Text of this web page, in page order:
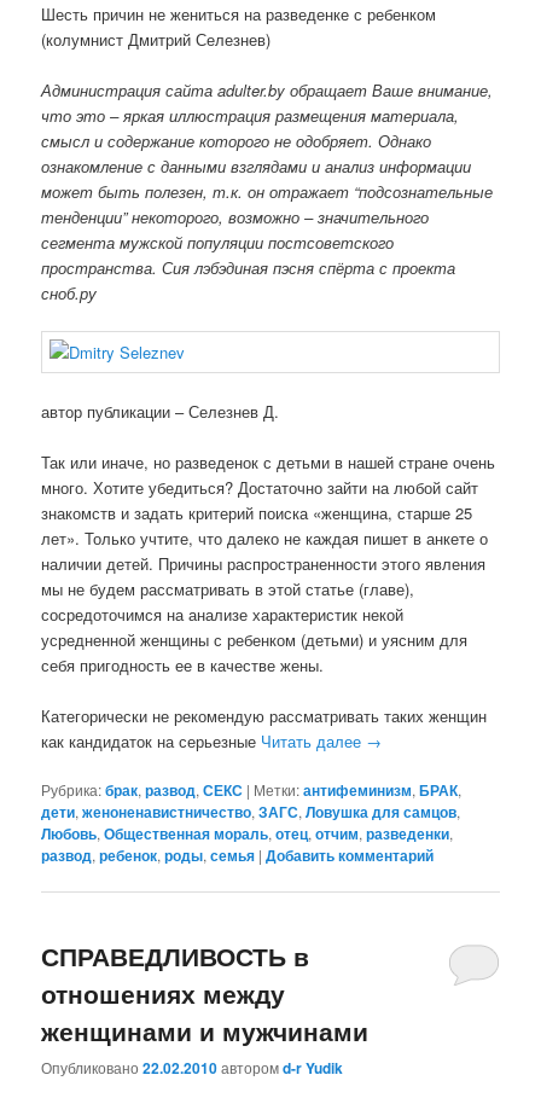
Шесть причин не жениться на разведенке с ребенком
(колумнист Дмитрий Селезнев)
Администрация сайта adulter.by обращает Ваше внимание,
что это – яркая иллюстрацияразмещения материала,
смысл и содержание которого не одобряет. Однако
ознакомление с данными взглядами и анализ информации
может быть полезен, т.к. он отражает “подсознательные
тенденции” некоторого, возможно – значительного
сегмента мужской популяции постсоветского
пространства. Сия лэбэдиная пэсня спёрта с проекта
сноб.ру
автор публикации – Селезнев Д.
Так или иначе, но разведенок с детьми в нашей стране очень
много. Хотите убедиться? Достаточно зайти на любой сайт
знакомств и задать критерий поиска «женщина, старше 25
лет». Только учтите, что далеко не каждая пишет в анкете о
наличии детей. Причины распространенности этого явления
мы не будем рассматривать в этой статье (главе),
сосредоточимся на анализе характеристик некой
усредненной женщины с ребенком (детьми) и уясним для
себя пригодность ее в качестве жены.
Категорически не рекомендую рассматривать таких женщин
как кандидаток на серьезные Читать далее →
Рубрика:брак,развод,СЕКС | Метки:антифеминизм,БРАК,
дети,женоненавистничество,ЗАГС,Ловушка для самцов,
Любовь,Общественная мораль,отец,отчим,разведенки,
развод,ребенок,роды,семья |Добавить комментарий
СПРАВЕДЛИВОСТЬ в
отношениях между
женщинами и мужчинами
Опубликовано22.02.2010авторомd-r Yudik